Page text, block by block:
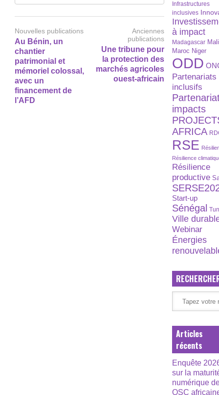
Nouvelles publications
Au Bénin, un
chantier
patrimonial et
mémoriel colossal,
avec un
financement de
l’AFD
Anciennes
publications
Une tribune pour
la protection des
marchés agricoles
ouest-africain
Infrastructures
inclusives
à impact
Madagascar Mali
Maroc Niger
ODD
Partenariats
inclusifs
impacts
AFRICA
RSE
Résilience
Résilience
productive
Start-up
Sénégal
Ville
Webinar
Énergies
Articles
récents
Enquête
sur la
numérique
OSC